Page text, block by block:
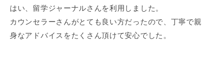
はい、留学ジャーナルさんを利用しました。
カウンセラーさんがとても良い方だったので、丁寧で親
身なアドバイスをたくさん頂けて安心でした。